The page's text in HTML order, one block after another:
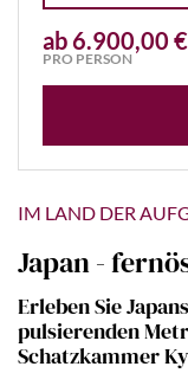
ab 6.900,00 €
PRO PERSON
IM LAND DER
Japan -
Erleben Sie
pulsierenden
Schatzkammer